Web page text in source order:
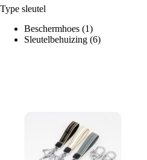
Type sleutel
Beschermhoes (1)
Sleutelbehuizing (6)